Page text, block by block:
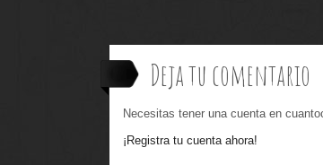
Deja tu comentario
Necesitas tener una cuenta en
¡Registra tu cuenta ahora!